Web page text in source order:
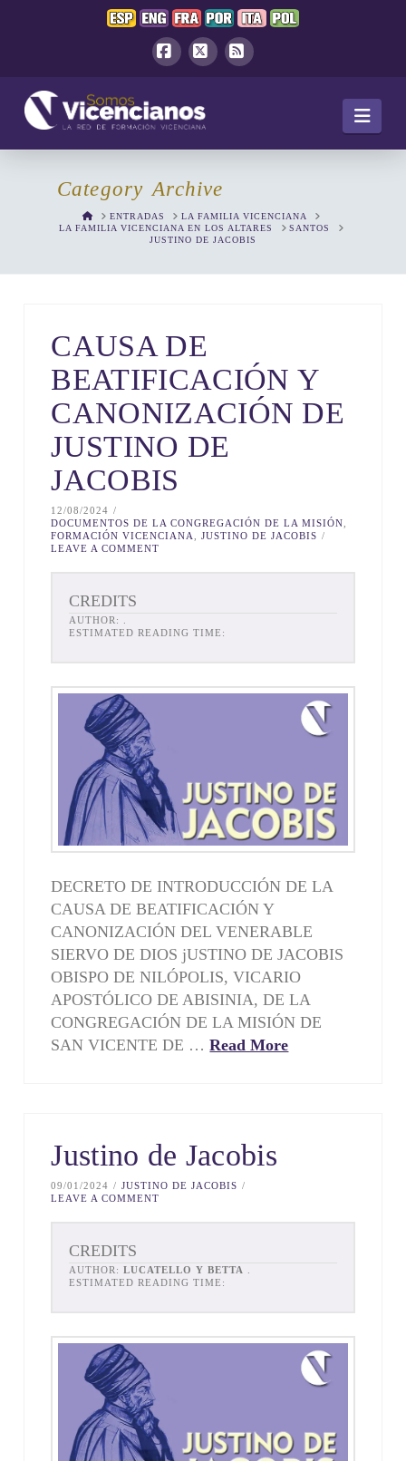
Category Archive
HOMEENTRADAS
LA FAMILIA VICENCIANA
LA FAMILIA VICENCIANA EN LOS ALTARES
SANTOS
JUSTINO DE JACOBIS
CAUSA DE
BEATIFICACIÓN Y
CANONIZACIÓN DE
JUSTINO DE
JACOBIS
12/08/2024
DOCUMENTOS DE LA CONGREGACIÓN DE LA MISIÓN
FORMACIÓN VICENCIANA
,JUSTINO DE JACOBIS
LEAVE A COMMENT
CREDITS
AUTHOR:
ESTIMATED READING TIME:
DECRETO DE INTRODUCCIÓN DE LA
CAUSA DE BEATIFICACIÓN Y
CANONIZACIÓN DEL VENERABLE
SIERVO DE DIOS jUSTINO DE JACOBIS
OBISPO DE NILÓPOLIS, VICARIO
APOSTÓLICO DE ABISINIA, DE LA
CONGREGACIÓN DE LA MISIÓN DE
SAN VICENTE DE …Read More
Justino de Jacobis
09/01/2024
JUSTINO DE JACOBIS
LEAVE A COMMENT
CREDITS
AUTHOR:LUCATELLO Y BETTA
ESTIMATED READING TIME: